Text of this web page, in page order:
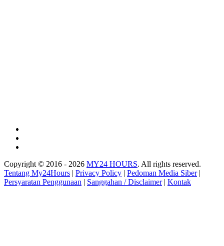
Copyright © 2016 - 2026 MY24 HOURS. All rights reserved.
Tentang My24Hours | Privacy Policy | Pedoman Media Siber|
Persyaratan Penggunaan | Sanggahan / Disclaimer| Kontak